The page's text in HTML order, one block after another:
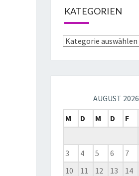
KATEGORIEN
AUGUST 2026
M
D M D F
3
4 5 6 7
10
11 12 13 14